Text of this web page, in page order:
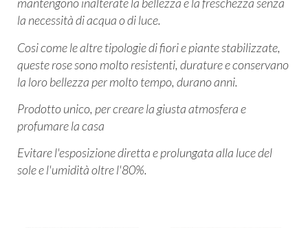
la necessità di acqua o di luce.
Cosi come le altre tipologie di fiori e piante stabilizzate,
queste rose sono molto resistenti, durature e conservano
la loro bellezza per molto tempo, durano anni.
Prodotto unico, per creare la giusta atmosfera e
profumare la casa
Evitare l'esposizione diretta e prolungata alla luce del
sole e l'umidità oltre l'80%.